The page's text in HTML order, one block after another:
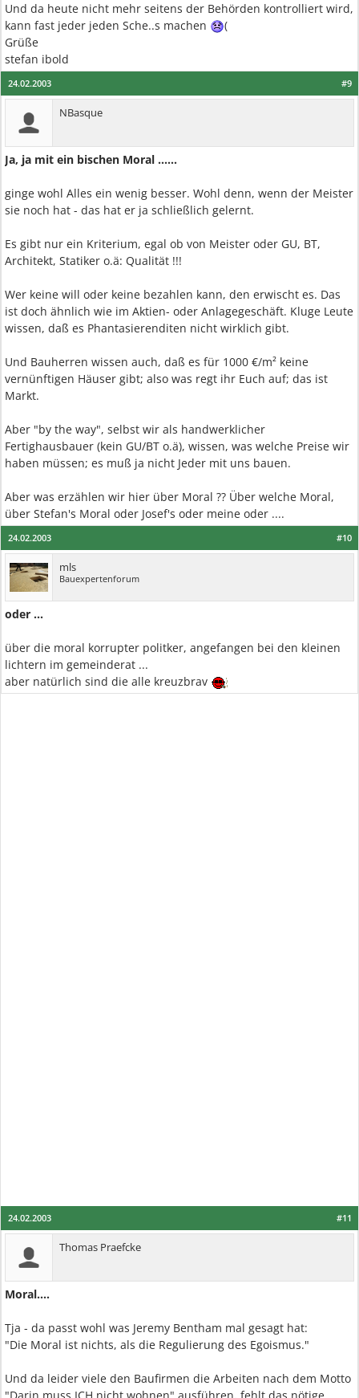
Und da heute nicht mehr seitens der Behörden kontrolliert wird,
kann fast jeder jeden Sche..s machen
(
Grüße
stefan ibold
#9
24.02.2003
NBasque
Ja, ja mit ein bischen Moral ......
ginge wohl Alles ein wenig besser. Wohl denn, wenn der Meister
sie noch hat - das hat er ja schließlich gelernt.
Es gibt nur ein Kriterium, egal ob von Meister oder GU, BT,
Architekt, Statiker o.ä: Qualität !!!
Wer keine will oder keine bezahlen kann, den erwischt es. Das
ist doch ähnlich wie im Aktien- oder Anlagegeschäft. Kluge Leute
wissen, daß es Phantasierenditen nicht wirklich gibt.
Und Bauherren wissen auch, daß es für 1000 €/m² keine
vernünftigen Häuser gibt; also was regt ihr Euch auf; das ist
Markt.
Aber "by the way", selbst wir als handwerklicher
Fertighausbauer (kein GU/BT o.ä), wissen, was welche Preise wir
haben müssen; es muß ja nicht Jeder mit uns bauen.
Aber was erzählen wir hier über Moral ?? Über welche Moral,
über Stefan's Moral oder Josef's oder meine oder ....
#10
24.02.2003
mls
Bauexpertenforum
oder ...
über die moral korrupter politker, angefangen bei den kleinen
lichtern im gemeinderat ...
aber natürlich sind die alle kreuzbrav
#11
24.02.2003
Thomas Praefcke
Moral....
Tja - da passt wohl was Jeremy Bentham mal gesagt hat:
"Die Moral ist nichts, als die Regulierung des Egoismus."
Und da leider viele den Baufirmen die Arbeiten nach dem Motto